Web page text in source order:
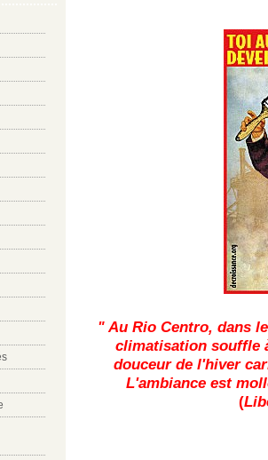
"Au Rio Centro, dans
climatisation souffle
douceur de l'hiver
L'ambiance est
(